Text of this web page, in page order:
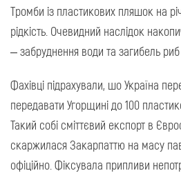
Тромби із пластикових пляшок на
рідкість. Очевидний наслідок
– забруднення води та загибель риб
Фахівці підрахували, шо Україна
передавати Угорщині до 100
Такий собі сміттєвий експорт в
скаржилася Закарпаттю на масу
офіційно. Фіксувала припливи